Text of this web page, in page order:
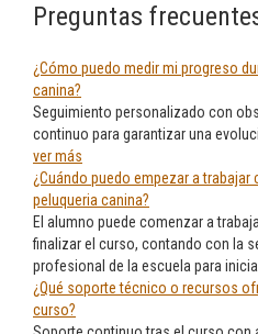
Preguntas
¿Cómo puedo medir mi progreso
canina?
Seguimiento personalizado con
continuo para garantizar una
ver más
¿Cuándo puedo empezar a
peluqueria canina?
El alumno puede comenzar a
finalizar el curso, contando con la
profesional de la escuela para
¿Qué soporte técnico o recursos
curso?